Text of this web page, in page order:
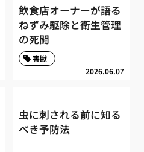
飲食店オーナーが語る
ねずみ駆除と衛生管理
の死闘
2026.06.07
害獣
虫に刺される前に知る
べき予防法